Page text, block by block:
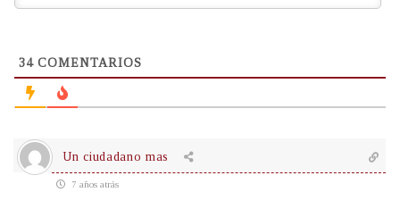
34COMENTARIOS
Un ciudadano mas
7 años atrás